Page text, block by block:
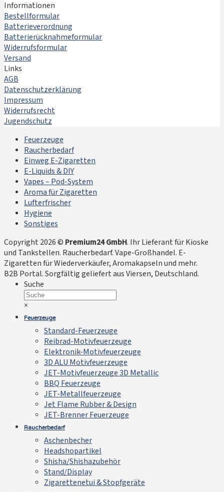
Informationen
Bestellformular
Batterieverordnung
Batterierücknahmeformular
Widerrufsformular
Versand
Links
AGB
Datenschutzerklärung
Impressum
Widerrufsrecht
Jugendschutz
Feuerzeuge
Raucherbedarf
Einweg E-Zigaretten
E-Liquids & DIY
Vapes – Pod-System
Aroma für Zigaretten
Lufterfrischer
Hygiene
Sonstiges
Copyright 2026 © Premium24 GmbH. Ihr Lieferant für Kioske
und Tankstellen. Raucherbedarf. Vape-Großhandel. E-
Zigaretten für Wiederverkäufer, Aromakapseln und mehr.
B2B Portal. Sorgfältig geliefert aus Viersen, Deutschland.
Suche
×
Feuerzeuge
Standard-Feuerzeuge
Reibrad-Motivfeuerzeuge
Elektronik-Motivfeuerzeuge
3D ALU Motivfeuerzeuge
JET-Motivfeuerzeuge 3D Metallic
BBQ Feuerzeuge
JET-Metallfeuerzeuge
Jet Flame Rubber & Design
JET-Brenner Feuerzeuge
Raucherbedarf
Aschenbecher
Headshopartikel
Shisha/Shishazubehör
Stand/Display
Zigarettenetui & Stopfgeräte